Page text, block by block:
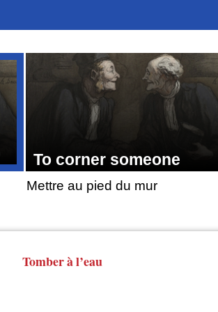
To corner someone
Mettre au pied du mur
Tomberà l’eau